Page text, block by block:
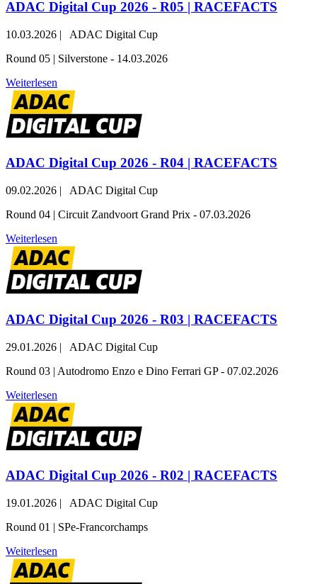
ADAC Digital Cup 2026 - R05 | RACEFACTS
10.03.2026 |
ADAC Digital Cup
Round 05 | Silverstone - 14.03.2026
Weiterlesen
ADAC Digital Cup 2026 - R04 | RACEFACTS
09.02.2026 |
ADAC Digital Cup
Round 04 | Circuit Zandvoort Grand Prix - 07.03.2026
Weiterlesen
ADAC Digital Cup 2026 - R03 | RACEFACTS
29.01.2026 |
ADAC Digital Cup
Round 03 | Autodromo Enzo e Dino Ferrari GP - 07.02.2026
Weiterlesen
ADAC Digital Cup 2026 - R02 | RACEFACTS
19.01.2026 |
ADAC Digital Cup
Round 01 | SPe-Francorchamps
Weiterlesen